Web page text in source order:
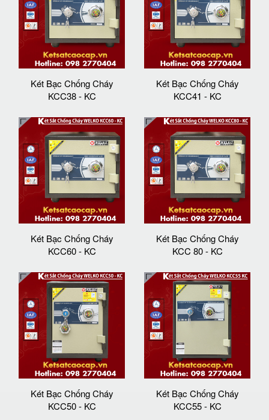
Két Bạc Chống Cháy
KCC38 - KC
Két Bạc Chống Cháy
KCC41 - KC
Két Bạc Chống Cháy
KCC60 - KC
Két Bạc Chống Cháy
KCC 80 - KC
Két Bạc Chống Cháy
KCC50 - KC
Két Bạc Chống Cháy
KCC55 - KC